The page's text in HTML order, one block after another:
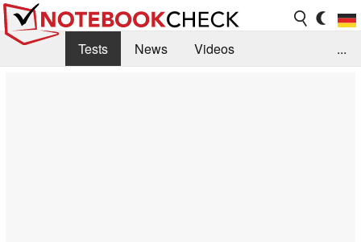
Tests News
Videos
...